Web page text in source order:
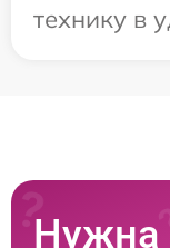
технику в
Нужна